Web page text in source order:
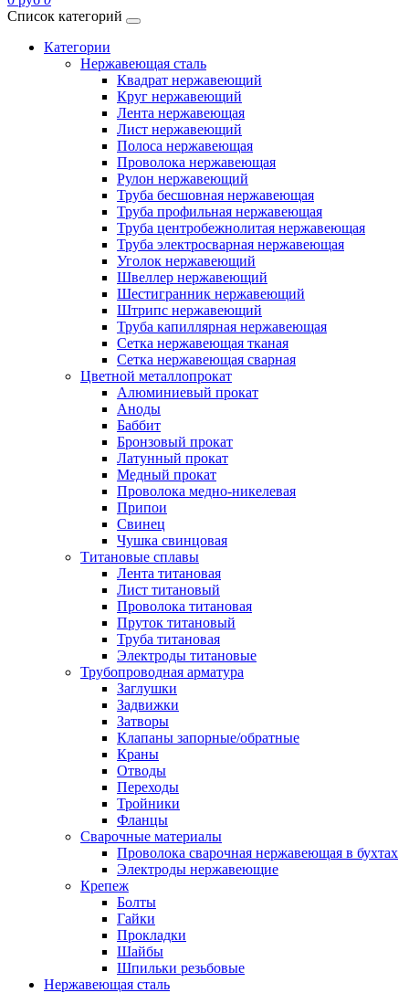
Список категорий
Категории
Нержавеющая сталь
Квадрат нержавеющий
Круг нержавеющий
Лента нержавеющая
Лист нержавеющий
Полоса нержавеющая
Проволока нержавеющая
Рулон нержавеющий
Труба бесшовная нержавеющая
Труба профильная нержавеющая
Труба центробежнолитая нержавеющая
Труба электросварная нержавеющая
Уголок нержавеющий
Швеллер нержавеющий
Шестигранник нержавеющий
Штрипс нержавеющий
Труба капиллярная нержавеющая
Сетка нержавеющая тканая
Сетка нержавеющая сварная
Цветной металлопрокат
Алюминиевый прокат
Аноды
Баббит
Бронзовый прокат
Латунный прокат
Медный прокат
Проволока медно-никелевая
Припои
Свинец
Чушка свинцовая
Титановые сплавы
Лента титановая
Лист титановый
Проволока титановая
Пруток титановый
Труба титановая
Электроды титановые
Трубопроводная арматура
Заглушки
Задвижки
Затворы
Клапаны запорные/обратные
Краны
Отводы
Переходы
Тройники
Фланцы
Сварочные материалы
Проволока сварочная нержавеющая в бухтах
Электроды нержавеющие
Крепеж
Болты
Гайки
Прокладки
Шайбы
Шпильки резьбовые
Нержавеющая сталь